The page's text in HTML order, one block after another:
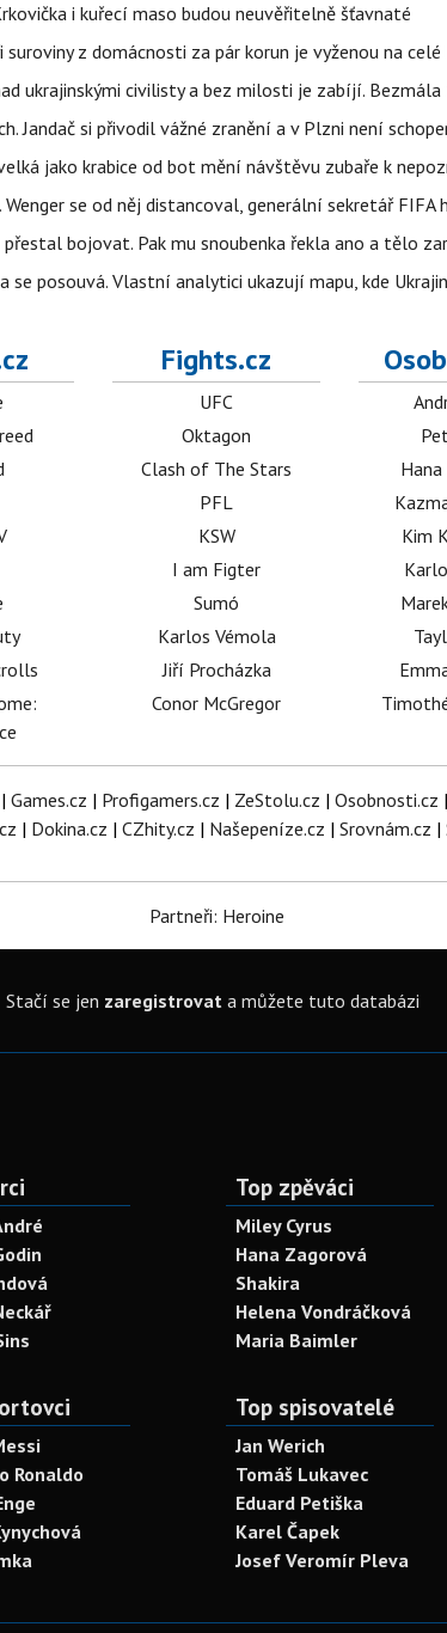
i kuřecí maso budou neuvěřitelně šťavnaté
z domácnosti za pár korun je vyženou na
ukrajinskými civilisty a bez milosti je zabíjí.
Jandač si přivodil vážné zranění a v Plzni není
jako krabice od bot mění návštěvu zubaře k
se od něj distancoval, generální sekretář FIFA
bojovat. Pak mu snoubenka řekla ano a tělo
posouvá. Vlastní analytici ukazují mapu, kde
Fights.cz
UFC
Oktagon
Clash of The Stars
PFL
KSW
I am Figter
Sumó
Karlos Vémola
Jiří Procházka
Conor McGregor
Kim
| Games.cz | Profigamers.cz | ZeStolu.cz | Osobnosti.cz |
| Dokina.cz | CZhity.cz | Našepeníze.cz | Srovnám.cz |
Partneři: Heroine
Stačí se jen zaregistrovata můžete tuto databázi
Top zpěváci
Miley Cyrus
Hana Zagorová
Shakira
Helena Vondráčková
Maria Baimler
Ronaldo
Top spisovatelé
Jan Werich
Tomáš Lukavec
Eduard Petiška
Karel Čapek
Josef Veromír Pleva